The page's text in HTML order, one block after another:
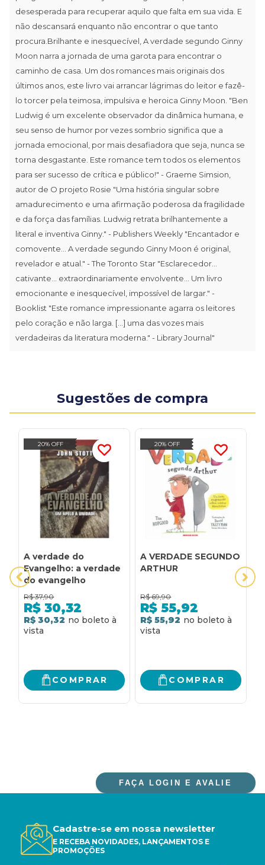
desesperada para recuperar aquilo que falta em sua vida. E
não descansará enquanto não encontrar o que tanto
procura.Brilhante e inesquecível, A verdade segundo Ginny
Moon narra a jornada de uma garota para encontrar o
caminho de casa. Um dos romances mais originais dos
últimos anos, este livro vai arrancar lágrimas do leitor e fazê-
lo torcer pela teimosa, impulsiva e heroica Ginny Moon. "Ben
Ludwig é um excelente observador da dinâmica humana, e
seu senso de humor por vezes sombrio significa que a
jornada emocional, por mais desafiadora que seja, nunca se
torna desgastante. Este romance tem todos os elementos
para ser sucesso de crítica e público!" - Graeme Simsion,
autor de O projeto Rosie "Uma história singular sobre
amadurecimento e uma afirmação poderosa da fragilidade
e da força das famílias. Ludwig retrata brilhantemente a
literal e inventiva Ginny." - Publishers Weekly "Encantador e
comovente... A verdade segundo Ginny Moon é original,
revelador e atual." - The Toronto Star "Esclarecedor...
cativante... extraordinariamente envolvente... Um livro
emocionante e inesquecível, impossível de largar." -
Booklist "Este romance impressionante agarra os leitores
pelo coração e não larga. [...] uma das vozes mais
verdadeiras da literatura moderna." - Library Journal"
Sugestões de compra
20% OFF
A verdade do
Evangelho: a verdade
do evangelho
R$ 37,90
R$ 30,32
R$ 30,32
COMPRAR
20% OFF
A VERDADE SEGUNDO
ARTHUR
R$ 69,90
R$ 55,92
R$ 55,92
COMPRAR
FAÇA LOGIN E AVALIE
Cadastre-se em nossa newsletter
E RECEBA NOVIDADES, LANÇAMENTOS E
PROMOÇÕES